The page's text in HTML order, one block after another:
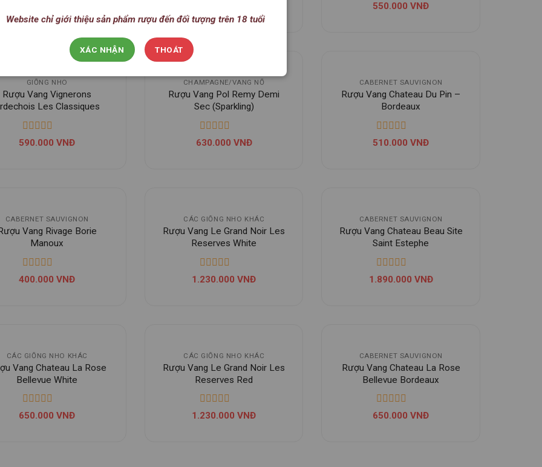
550.000 VNĐ
GIỐNG NHO
Rượu Vang Vignerons
Les Classiques
590.000 VNĐ
CHAMPAGNE/VANG NỔ
Rượu Vang Pol Remy Demi
Sec (Sparkling)
630.000 VNĐ
CABERNET SAUVIGNON
Rượu Vang Chateau Du Pin –
Bordeaux
510.000 VNĐ
CABERNET SAUVIGNON
Vang Rivage Borie
Manoux
400.000 VNĐ
CÁC GIỐNG NHO KHÁC
Rượu Vang Le Grand Noir Les
Reserves White
1.230.000 VNĐ
CABERNET SAUVIGNON
Rượu Vang Chateau Beau Site
Saint Estephe
1.890.000 VNĐ
CÁC GIỐNG NHO KHÁC
Vang Chateau La Rose
Bellevue White
650.000 VNĐ
CÁC GIỐNG NHO KHÁC
Rượu Vang Le Grand Noir Les
Reserves Red
1.230.000 VNĐ
CABERNET SAUVIGNON
Rượu Vang Chateau La Rose
Bellevue Bordeaux
650.000 VNĐ
Website chỉ giới thiệu sản phẩm rượu đến đối tượng trên 18 tuổi
XÁC NHẬN THOÁT